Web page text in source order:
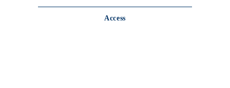
Access